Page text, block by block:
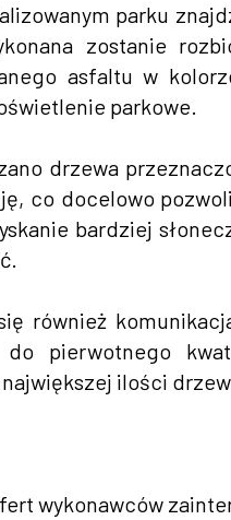
parku
zostanie
asfaltu w
parkowe.
drzewa
co docelowo
bardziej
również
pierwotnego
ilości
wykonawców